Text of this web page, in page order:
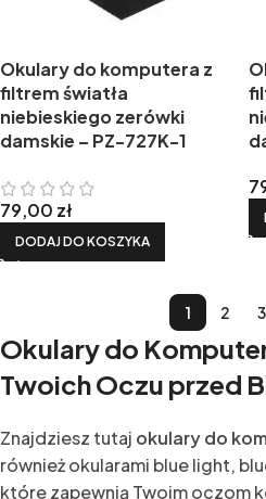
Okulary do komputera z
filtrem światła
niebieskiego zerówki
damskie – PZ-727K-1
79,00 zł
DODAJ DO KOSZYKA
1 2 3
Okulary do
Twoich Oczu przed
Znajdziesz tutaj okulary do
również okularami blue light,
które zapewnią Twoim oczom